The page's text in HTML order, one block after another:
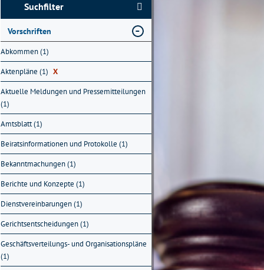
Suchfilter
Vorschriften
Abkommen (1)
Aktenpläne (1) X
Aktuelle Meldungen und Pressemitteilungen
(1)
Amtsblatt (1)
Beiratsinformationen und Protokolle (1)
Bekanntmachungen (1)
Berichte und Konzepte (1)
Dienstvereinbarungen (1)
Gerichtsentscheidungen (1)
Geschäftsverteilungs- und Organisationspläne
(1)